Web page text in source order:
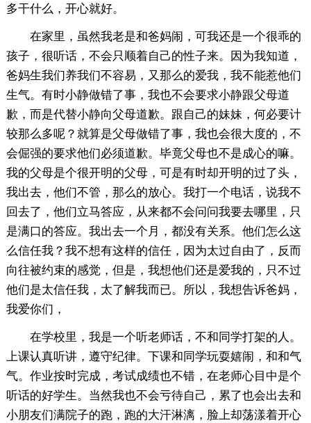
多干什么，开心就好。
在家里，虽然我老是和爸妈闹，可我还是一个很乖的
孩子，很听话，不会只顺着自己的性子来。因为我知道，
爸妈生我们养我们不容易，又那么的爱我，我不能惹他们
生气。有时小静做错了事，我也不会要求小静跟父母道
歉，而是代替小静向父母道歉。跟自己的妹妹，何必要计
较那么多呢？就算是父母做错了事，我也会很大度的，不
会倔强的要求他们必须道歉。毕竟父母也不是成心的嘛。
我的父母是个很开明的父母，可是有时却开明的过了头，
我出去，他们不管，那么的放心。我打一个电话，说我不
回去了，他们立马答应，从来都不会问问我要去哪里，只
是满口的答应。我出去一个月，都没有关系。他们怎么这
么信任我？我不想有这样的信任，因为太过自由了，反而
向往被约束的感觉，但是，我想他们还是爱我的，只不过
他们是太信任我，太了解我而已。所以，我想告诉爸妈，
我爱你们，
在学校里，我是一个听老师话，不和同学打架的人。
上课认真听讲，遵守纪律。下课和同学玩耍嬉闹，和和气
气。作业按时完成，考试成绩也不错，在老师心目中是个
听话的好学生。当然我也不会亏待自己，累了也会出去和
小朋友们满院子的跑，跑的大汗淋漓，脸上却荡漾着开心